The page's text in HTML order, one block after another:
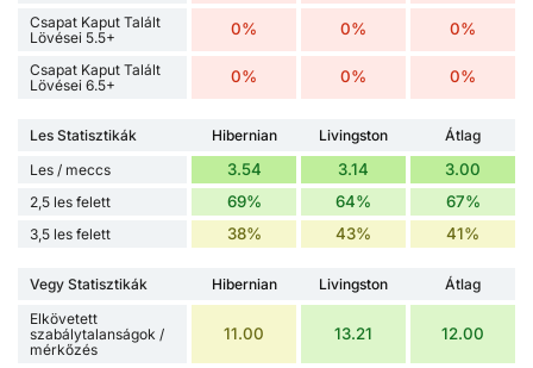
Csapat Kaput Talált
Lövései 5.5+
0% 0% 0%
Csapat Kaput Talált
Lövései 6.5+
0% 0% 0%
Les Statisztikák Hibernian Livingston
Átlag
Les / meccs
3.54 3.14 3.00
2,5 les felett 69% 64% 67%
3,5 les felett 38% 43% 41%
Vegy Statisztikák Hibernian Livingston
Átlag
Elkövetett
szabálytalanságok /
mérkőzés
11.00 13.21 12.00